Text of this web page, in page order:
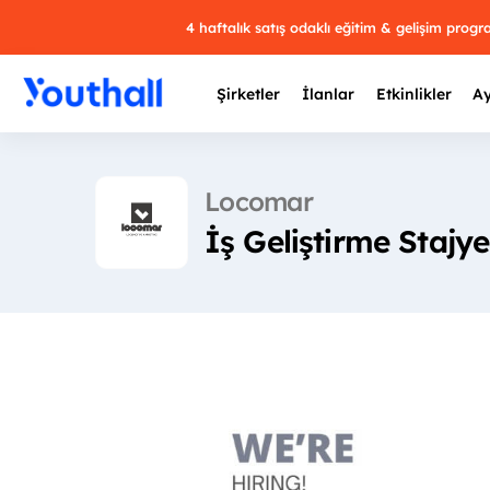
4 haftalık satış odaklı eğitim & gelişim
Şirketler İlanlar Etkinlikler
Locomar
İş Geliştirme